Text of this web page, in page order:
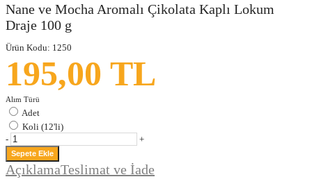
Nane ve Mocha Aromalı Çikolata Kaplı Lokum
Draje 100 g
Ürün Kodu: 1250
195,00 TL
Alım Türü
Adet
Koli (12'li)
-
+
AçıklamaTeslimat ve İade